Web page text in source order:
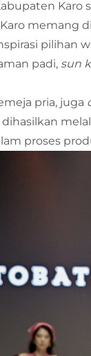
Karo
pilihan
padi, sun
pria, juga
proses